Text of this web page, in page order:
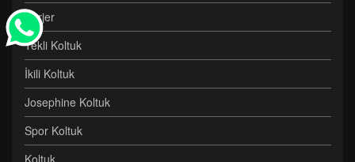
Berjer
Tekli Koltuk
İkili Koltuk
Josephine Koltuk
Spor Koltuk
Koltuk